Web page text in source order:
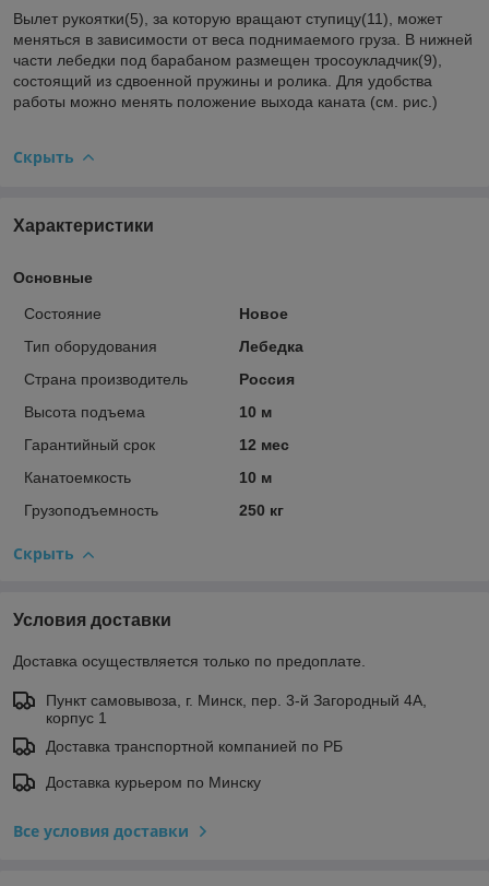
Вылет рукоятки(5), за которую вращают ступицу(11), может
меняться в зависимости от веса поднимаемого груза. В нижней
части лебедки под барабаном размещен тросоукладчик(9),
состоящий из сдвоенной пружины и ролика. Для удобства
работы можно менять положение выхода каната (см. рис.)
Скрыть
Характеристики
Основные
Состояние
Новое
Тип оборудования
Лебедка
Страна производитель
Россия
Высота подъема
10 м
Гарантийный срок
12 мес
Канатоемкость
10 м
Грузоподъемность
250 кг
Скрыть
Условия доставки
Доставка осуществляется только по предоплате.
Пункт самовывоза, г. Минск, пер. 3-й Загородный 4А,
корпус 1
Доставка транспортной компанией по РБ
Доставка курьером по Минску
Все условия доставки